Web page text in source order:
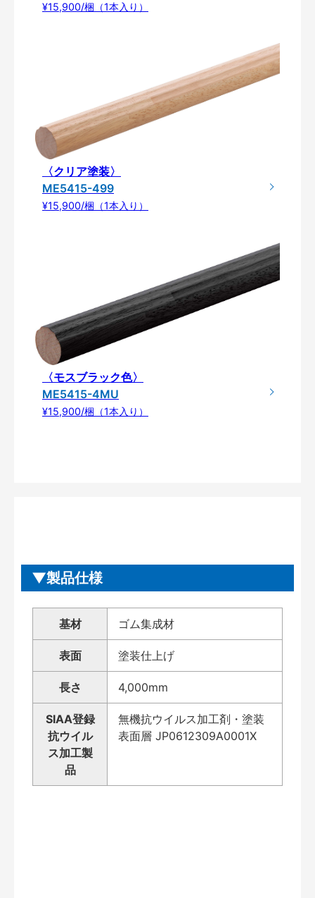
¥15,900/梱（1本入り）
〈クリア塗装〉
ME5415-499
¥15,900/梱（1本入り）
〈モスブラック色〉
ME5415-4MU
¥15,900/梱（1本入り）
製品仕様
基材 ゴム集成材
表面 塗装仕上げ
長さ 4,000mm
SIAA登録
抗ウイル
ス加工製
品
無機抗ウイルス加工剤・塗装
表面層 JP0612309A0001X